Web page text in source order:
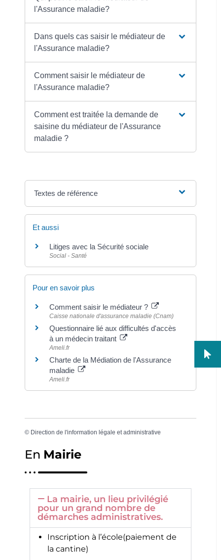
l'Assurance maladie?
Dans quels cas saisir le médiateur de
l'Assurance maladie?
Comment saisir le médiateur de
l'Assurance maladie?
Comment est traitée la demande de
saisine du médiateur de l'Assurance
maladie ?
Textes de référence
Et aussi
Litiges avec la Sécurité sociale
Social - Santé
Pour en savoir plus
Comment saisir le médiateur ?
Caisse nationale d'assurance maladie (Cnam)
Questionnaire lié aux difficultés d'accès
à un médecin traitant
Ameli.fr
Charte de la Médiation de l'Assurance
maladie
Ameli.fr
© Direction de l'information légale et administrative
En Mairie
La mairie, un lieu privilégié
pour un grand nombre de
démarches administratives.
Inscription à l’école(paiement de
la cantine)